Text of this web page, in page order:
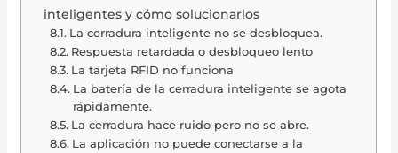
inteligentes y cómo solucionarlos
La cerradura inteligente no se desbloquea.
Respuesta retardada o desbloqueo lento
La tarjeta RFID no funciona
La batería de la cerradura inteligente se agota
rápidamente.
La cerradura hace ruido pero no se abre.
La aplicación no puede conectarse a la